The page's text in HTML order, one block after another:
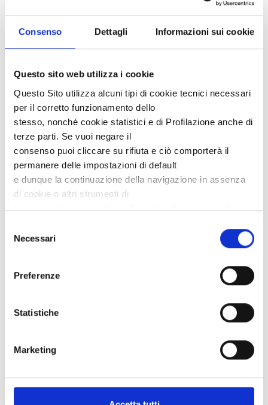
Consenso Dettagli Informazioni sui cookie
Questo sito web utilizza i cookie
Questo Sito utilizza alcuni tipi di cookie tecnici necessari
per il corretto funzionamento dello
stesso, nonché cookie statistici e di Profilazione anche di
terze parti. Se vuoi negare il
consenso puoi cliccare su rifiuta e ciò comporterà il
permanere delle impostazioni di default
e dunque la continuazione della navigazione in assenza
di cookie o altri strumenti di
tracciamento diversi da quelli tecnici. Se vuoi accettare
se invece vuoi autonomamente selezionare i cookie da
delNecessari
Preferenze
Statistiche
Marketing